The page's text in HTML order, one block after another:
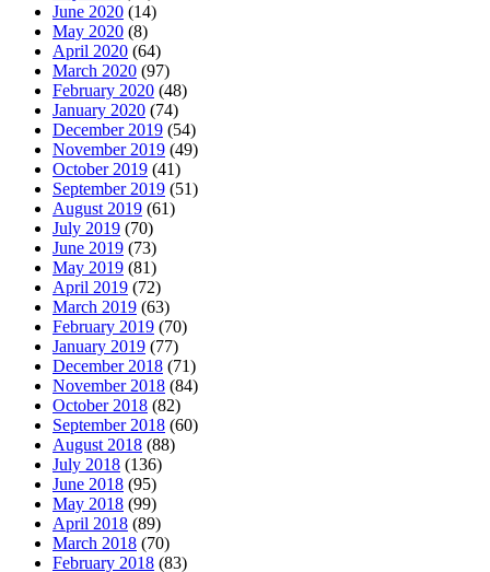
June 2020 (14)
May 2020 (8)
April 2020 (64)
March 2020 (97)
February 2020 (48)
January 2020 (74)
December 2019 (54)
November 2019 (49)
October 2019 (41)
September 2019 (51)
August 2019 (61)
July 2019 (70)
June 2019 (73)
May 2019 (81)
April 2019 (72)
March 2019 (63)
February 2019 (70)
January 2019 (77)
December 2018 (71)
November 2018 (84)
October 2018 (82)
September 2018 (60)
August 2018 (88)
July 2018 (136)
June 2018 (95)
May 2018 (99)
April 2018 (89)
March 2018 (70)
February 2018 (83)